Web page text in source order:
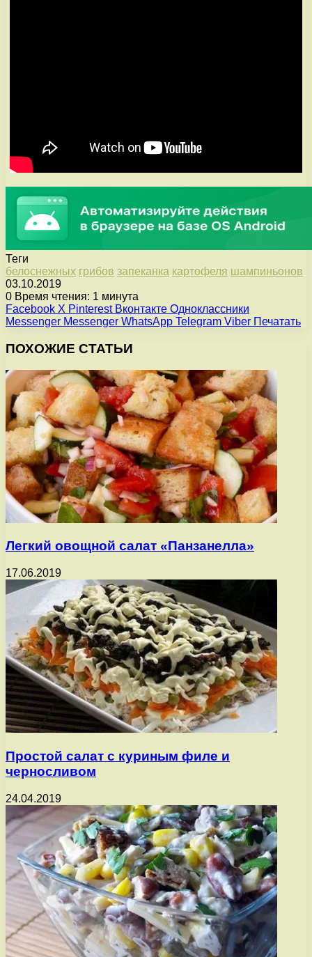
Теги
белоснежных грибов запеканка картофеля шампиньонов
03.10.2019
0 Время чтения: 1 минута
Facebook X Pinterest Вконтакте Одноклассники
Messenger Messenger WhatsApp Telegram Viber Печатать
ПОХОЖИЕ СТАТЬИ
Легкий овощной салат «Панзанелла»
17.06.2019
Простой салат с куриным филе и
черносливом
24.04.2019